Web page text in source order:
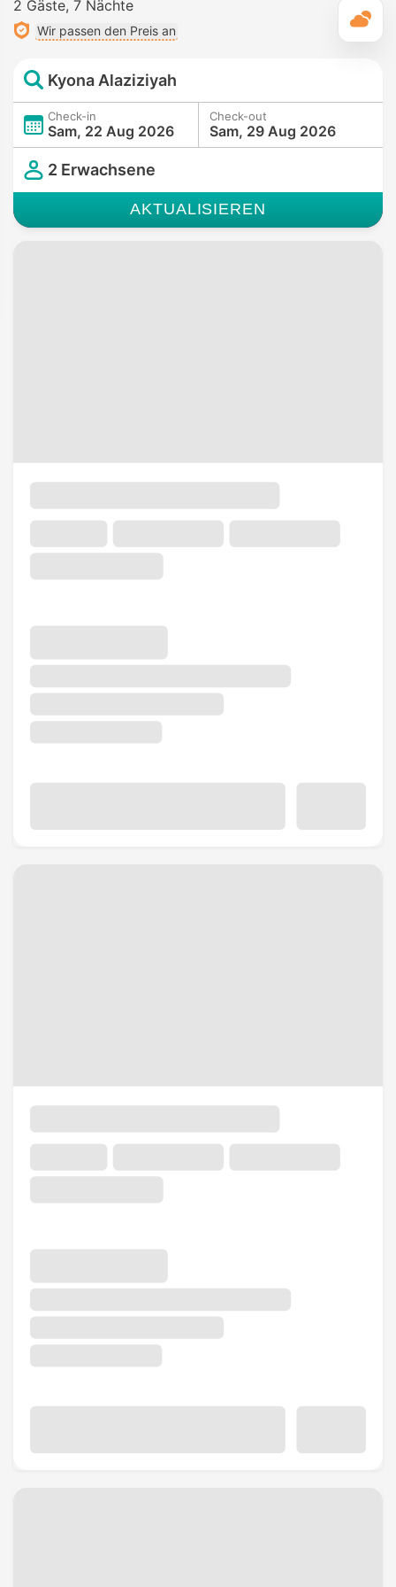
2 Gäste 7 Nächte
Wir passen den Preis an
Kyona Alaziziyah
Check-in
Sam, 22 Aug 2026
Check-out
Sam, 29 Aug 2026
2 Erwachsene
AKTUALISIEREN